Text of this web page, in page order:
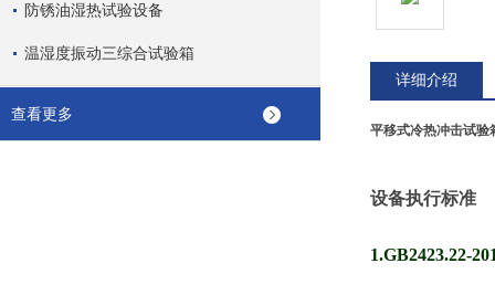
防锈油湿热试验设备
温湿度振动三综合试验箱
查看更多
详细介绍
平移式冷热冲击试验
设备执行标准
1.GB2423.22-